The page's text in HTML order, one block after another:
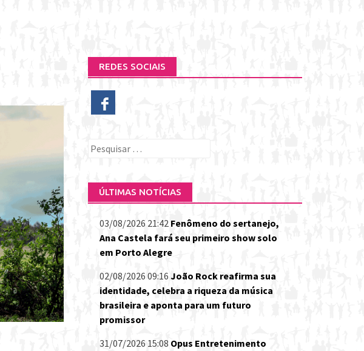
REDES SOCIAIS
Pesquisar
ÚLTIMAS NOTÍCIAS
03/08/2026 21:42 Fenômeno do sertanejo,
Ana Castela fará seu primeiro show solo
em Porto Alegre
02/08/2026 09:16 João Rock reafirma sua
identidade, celebra a riqueza da música
brasileira e aponta para um futuro
promissor
31/07/2026 15:08 Opus Entretenimento